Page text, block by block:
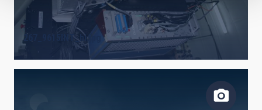
267_9615INT_hi.jpg